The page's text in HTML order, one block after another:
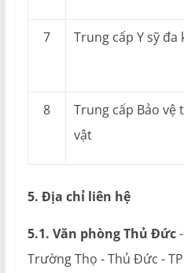
7 Trung cấp Y sỹ đa
8
Trung cấp Bảo vệ
vật
5. Địa chỉ liên hệ
5.1. Văn phòng Thủ Đức-
Trường Thọ - Thủ Đức -